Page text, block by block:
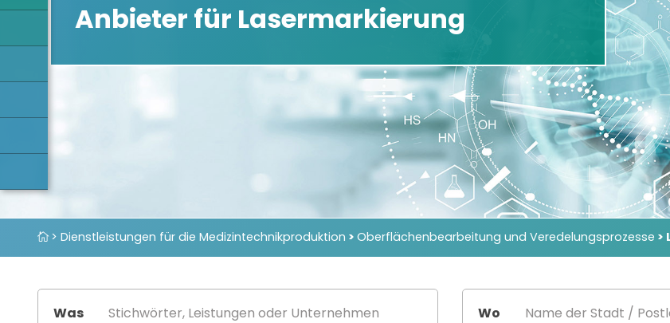
Anbieter für Lasermarkierung
> Dienstleistungen für die Medizintechnikproduktion > Oberflächenbearbeitung und Veredelungsprozesse >
Was Wo